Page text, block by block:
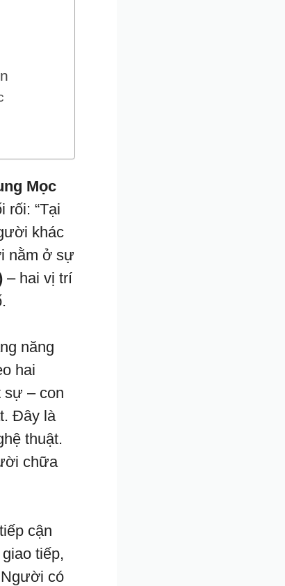
Mọc
rối: “Tại
khác
nằm ở sự
– hai vị trí
năng
hai
sự – con
Đây là
thuật.
chữa
cận
tiếp,
có